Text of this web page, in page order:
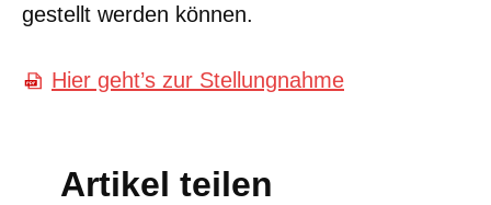
gestellt werden können.
Hier geht’s zur Stellungnahme
Artikel teilen